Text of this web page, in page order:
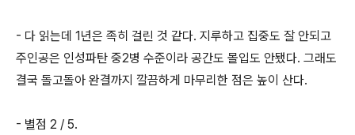
- 다 읽는데 1년은 족히 걸린 것 같다. 지루하고 집중도 잘 안되고
주인공은 인성파탄 중2병 수준이라 공간도 몰입도 안됐다. 그래도
결국 돌고돌아 완결까지 깔끔하게 마무리한 점은 높이 산다.
- 별점 2 / 5.